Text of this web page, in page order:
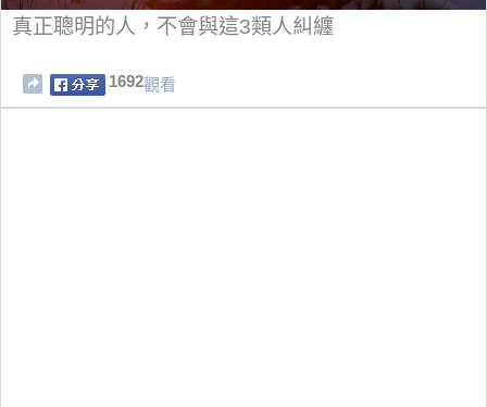
真正聰明的人，不會與這3類人糾纏
1692觀看